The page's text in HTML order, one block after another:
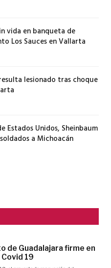
vida en banqueta de
Los Sauces en Vallarta
lesionado tras choque
Estados Unidos, Sheinbaum
a Michoacán